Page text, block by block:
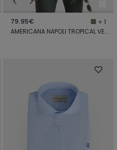
79.95€
+ 1
AMERICANA NAPOLI TROPICAL VERDE